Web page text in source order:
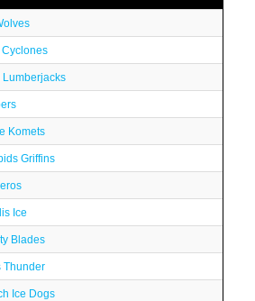
Komets
Griffins
Ice
Blades
Thunder
Ice Dogs